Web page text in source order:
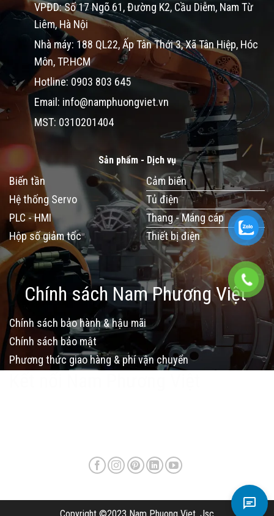
VPĐD: Số 17 Ngõ 61, Đường K2, Cầu Diễm, Nam Từ
Liêm, Hà Nội
Nhà máy: 188 QL22, Ấp Tân Thới 3, Xã Tân Hiệp, Hóc
Môn, TP.HCM
Hotline: 0903 803 645
Email: info@namphuongviet.vn
MST: 0310201404
Sản phẩm - Dịch vụ
Biến tần
Hệ thống Servo
PLC - HMI
Hộp số giảm tốc
Cảm biến
Tủ điện
Thang - Máng cáp
Thiết bị điện
Chính sách Nam Phương Việt
Chính sách bảo hành & hậu mãi
Chính sách bảo mật
Phương thức giao hàng & phí vận chuyển